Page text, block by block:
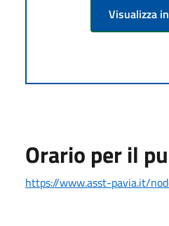
Visualizza
Orario per il
https://www.asst-pavia.it/